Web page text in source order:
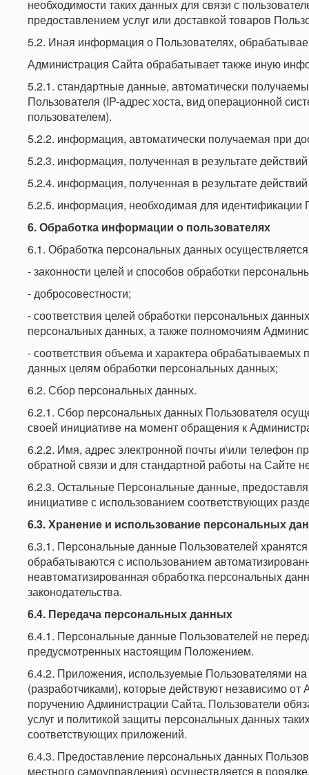
необходимости таких данных для связи с
предоставлением услуг или доставкой товаров
5.2. Иная информация о Пользователях,
Администрация Сайта обрабатывает также иную
5.2.1. стандартные данные, автоматически
Пользователя (IP-адрес хоста, вид операционной
пользователем).
5.2.2. информация, автоматически получаемая при
5.2.3. информация, полученная в результате
5.2.4. информация, полученная в результате
5.2.5. информация, необходимая для идентификации
6. Обработка информации о пользователях
6.1. Обработка персональных данных
- законности целей и способов обработки
- добросовестности;
- соответствия целей обработки персональных
персональных данных, а также полномочиям
- соответствия объема и характера
данных целям обработки персональных данных;
6.2. Сбор персональных данных.
6.2.1. Сбор персональных данных Пользователя
своей инициативе на момент обращения к
6.2.2. Имя, адрес электронной почты и\или телефон
обратной связи и для стандартной работы на Сайте
6.2.3. Остальные Персональные данные,
инициативе с использованием соответствующих
6.3. Хранение и использование персональных
6.3.1. Персональные данные Пользователей
обрабатываются с использованием
неавтоматизированная обработка персональных
законодательства.
6.4. Передача персональных данных
6.4.1. Персональные данные Пользователей не
предусмотренных настоящим Положением.
6.4.2. Приложения, используемые Пользователями
(разработчиками), которые действуют независимо
поручению Администрации Сайта. Пользователи
услуг и политикой защиты персональных данных
соответствующих приложений.
6.4.3. Предоставление персональных данных
местного самоуправления) осуществляется в